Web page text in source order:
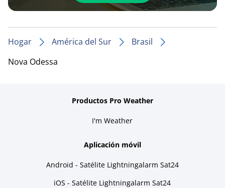
Hogar América del Sur
Brasil
Nova Odessa
Productos Pro Weather
I'm Weather
Aplicación móvil
Android - Satélite Lightningalarm Sat24
iOS - Satélite Lightningalarm Sat24